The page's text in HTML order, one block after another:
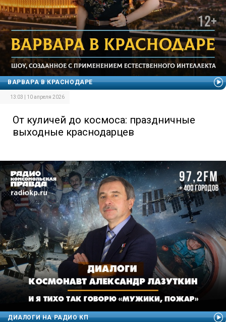
ВАРВАРА В КРАСНОДАРЕ
13:03 | 10 апреля 2026
От куличей до космоса: праздничные
выходные краснодарцев
ДИАЛОГИ НА РАДИО КП